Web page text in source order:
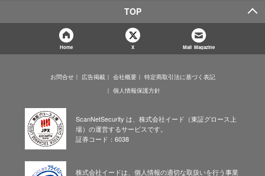
TOP
Home X Mail Magazine
お問合せ 広告掲載 会社概要
特定商取引法に基づく表記
個人情報保護方針
ScanNetSecurity は、株式会社イード（東証グロース上
場）の運営するサービスです。
証券コード：6038
株式会社イードは、個人情報の適切な取扱いを行う事業